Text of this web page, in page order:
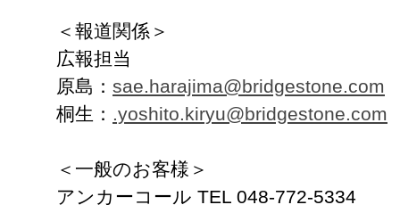
＜報道関係＞
広報担当
原島： sae.harajima@bridgestone.com
桐生： .yoshito.kiryu@bridgestone.com
＜一般のお客様＞
アンカーコール TEL 048-772-5334